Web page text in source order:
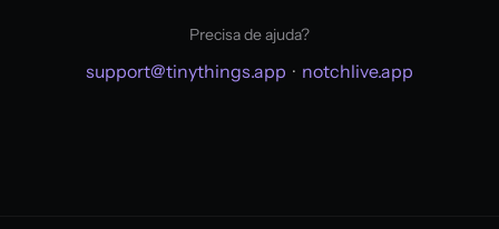
Precisa de ajuda?
support@tinythings.app · notchlive.app